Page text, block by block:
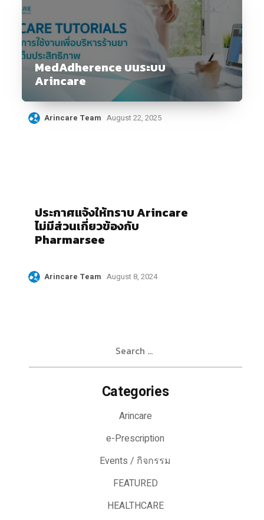
MedAdherence บนระบบ
Arincare
Arincare Team August 22, 2025
ประกาศแจ้งให้ทราบ Arincare
ไม่มีส่วนเกี่ยวข้องกับ
Pharmarsee
Arincare Team August 8, 2024
Categories
Arincare
e-Prescription
Events / กิจกรรม
FEATURED
HEALTHCARE